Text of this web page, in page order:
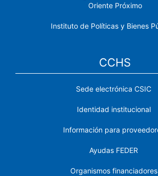
Oriente Próximo
Instituto de Políticas y Bienes
CCHS
Sede electrónica CSIC
Identidad institucional
Información para
Ayudas FEDER
Organismos financiadores